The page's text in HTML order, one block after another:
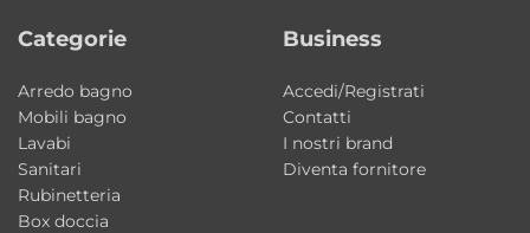
La vasca viene realizzata tramite
monoblocco
, una tecnica produttiva che
consente di ottenere una struttura
uniforme, robusta ed esteticamente
impeccabile, priva di giunzioni visibili.
Categorie
Arredo bagno
Mobili bagno
Lavabi
Sanitari
Rubinetteria
Box doccia
Business
Accedi/Registrati
Contatti
I nostri brand
Diventa fornitore